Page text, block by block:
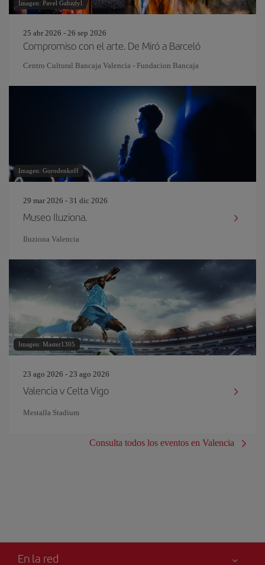
Imagen: Pavel Gabzdyl
25 abr 2026 - 26 sep 2026
Compromiso con el arte. De Miró a Barceló
Centro Cultural Bancaja Valencia - Fundacion Bancaja
Imagen: Gorodenkoff
29 mar 2026 - 31 dic 2026
Museo Iluziona.
Iluziona Valencia
Imagen: Master1305
23 ago 2026 - 23 ago 2026
Valencia v Celta Vigo
Mestalla Stadium
Consulta todos los eventos en Valencia
En la red